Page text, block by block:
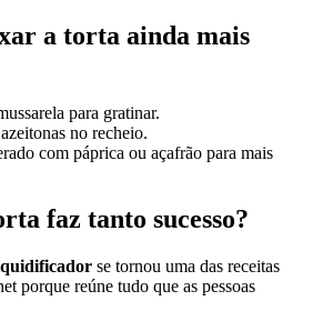
a torta ainda mais
para gratinar.
no recheio.
com páprica ou açafrão para mais
faz tanto sucesso?
se tornou uma das receitas
porque reúne tudo que as pessoas